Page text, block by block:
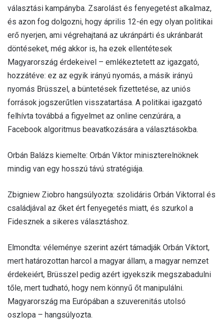
választási kampányba. Zsarolást és fenyegetést alkalmaz,
és azon fog dolgozni, hogy április 12-én egy olyan politikai
erő nyerjen, ami végrehajtaná az ukránpárti és ukránbarát
döntéseket, még akkor is, ha ezek ellentétesek
Magyarország érdekeivel – emlékeztetett az igazgató,
hozzátéve: ez az egyik irányú nyomás, a másik irányú
nyomás Brüsszel, a büntetések fizettetése, az uniós
források jogszerűtlen visszatartása. A politikai igazgató
felhívta továbbá a figyelmet az online cenzúrára, a
Facebook algoritmus beavatkozására a választásokba.
Orbán Balázs kiemelte: Orbán Viktor miniszterelnöknek
mindig van egy hosszú távú stratégiája.
Zbigniew Ziobro hangsúlyozta: szolidáris Orbán Viktorral és
családjával az őket ért fenyegetés miatt, és szurkol a
Fidesznek a sikeres választáshoz.
Elmondta: véleménye szerint azért támadják Orbán Viktort,
mert határozottan harcol a magyar állam, a magyar nemzet
érdekeiért, Brüsszel pedig azért igyekszik megszabadulni
tőle, mert tudható, hogy nem könnyű őt manipulálni.
Magyarország ma Európában a szuverenitás utolsó
oszlopa – hangsúlyozta.